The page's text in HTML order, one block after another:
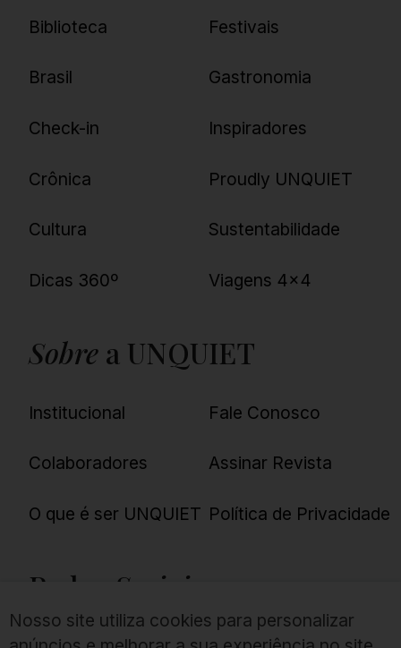
Biblioteca
Brasil
Check-in
Crônica
Cultura
Dicas 360º
Festivais
Gastronomia
Inspiradores
Proudly UNQUIET
Sustentabilidade
Viagens 4×4
Sobre a UNQUIET
Institucional
Colaboradores
O que é ser UNQUIET
Fale Conosco
Assinar Revista
Política de Privacidade
Redes Sociais
Nosso site utiliza cookies para personalizar